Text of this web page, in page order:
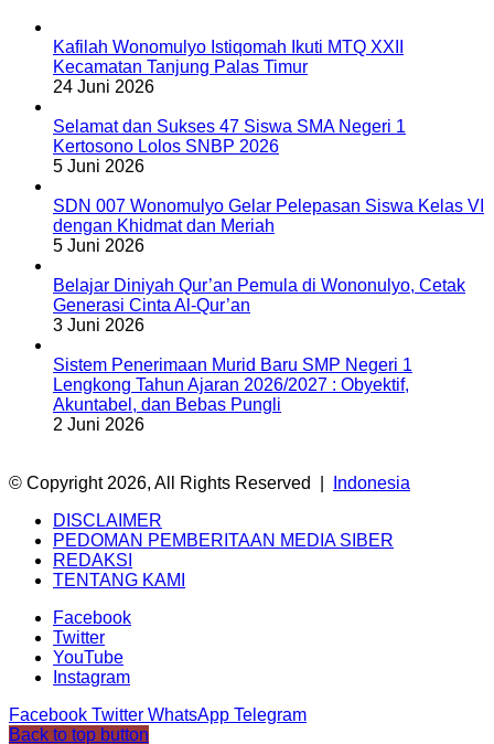
Kafilah Wonomulyo Istiqomah Ikuti MTQ XXII
Kecamatan Tanjung Palas Timur
24 Juni 2026
Selamat dan Sukses 47 Siswa SMA Negeri 1
Kertosono Lolos SNBP 2026
5 Juni 2026
SDN 007 Wonomulyo Gelar Pelepasan Siswa Kelas VI
dengan Khidmat dan Meriah
5 Juni 2026
Belajar Diniyah Qur’an Pemula di Wononulyo, Cetak
Generasi Cinta Al-Qur’an
3 Juni 2026
Sistem Penerimaan Murid Baru SMP Negeri 1
Lengkong Tahun Ajaran 2026/2027 : Obyektif,
Akuntabel, dan Bebas Pungli
2 Juni 2026
© Copyright 2026, All Rights Reserved |
Indonesia
DISCLAIMER
PEDOMAN PEMBERITAAN MEDIA SIBER
REDAKSI
TENTANG KAMI
Facebook
Twitter
YouTube
Instagram
Facebook Twitter WhatsApp Telegram
Back to top button